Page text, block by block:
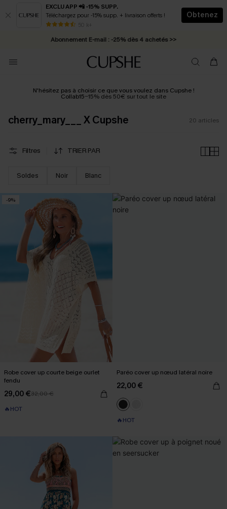
EXCLU APP 📲 -15% SUPP.
Téléchargez pour -15% supp. + livraison offerts !
50 k+
Obtenez
* Livraison éclair 2-3 jours ouvrés >>
Abonnement E-mail : -25% dès 4 achetés >>
N'hésitez pas à choisir ce que vous voulez dans Cupshe !
Collab15-15% dès 50€ sur tout le site
cherry_mary___ X Cupshe 20 articles
Filtres TRIER PAR
Soldes Noir Blanc
-9%
Robe cover up courte beige ourlet
fendu
29,00 €32,00 €
🔥HOT
Paréo cover up nœud latéral noire
22,00 €
🔥HOT